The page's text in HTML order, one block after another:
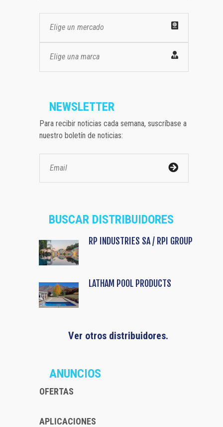
Elige un mercado
Elige una marca
NEWSLETTER
Para recibir noticias cada semana, suscríbase a
nuestro boletín de noticias:
BUSCAR DISTRIBUIDORES
RP INDUSTRIES SA / RPI GROUP
LATHAM POOL PRODUCTS
Ver otros distribuidores.
ANUNCIOS
OFERTAS
APLICACIONES